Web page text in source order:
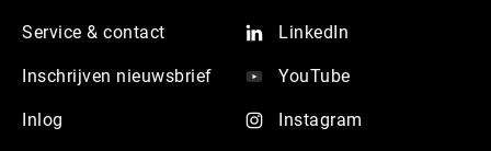
Service & contact
Inschrijven nieuwsbrief
Inlog
LinkedIn
YouTube
Instagram